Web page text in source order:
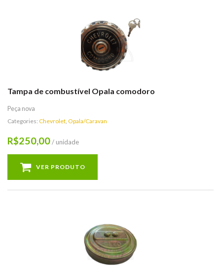
Tampa de combustível Opala comodoro
Peça nova
Categories: Chevrolet, Opala/Caravan
R$250,00/ unidade
VER PRODUTO